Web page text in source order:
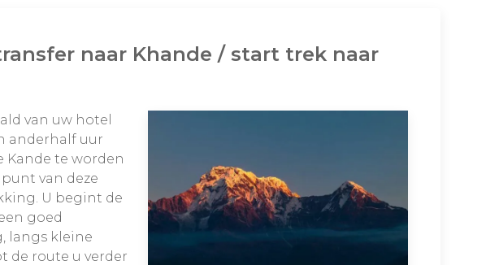
naar Khande / start trek naar
van uw hotel
anderhalf uur
Kande te worden
van deze
U begint de
goed
langs kleine
de route u verder